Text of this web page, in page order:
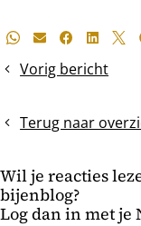
Deel
bericht
Whatsapp
E-mailFacebook
X
Vorig bericht
Bijenjournaal
hetTerug naar
Wil je reacties
bijenblog?
Log dan in met je